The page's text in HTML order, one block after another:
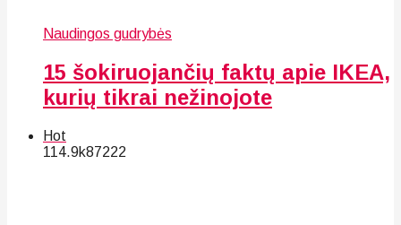
Naudingos gudrybės
15 šokiruojančių faktų apie IKEA,
kurių tikrai nežinojote
Hot
114.9k87222